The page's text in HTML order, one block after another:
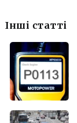
Інші статті